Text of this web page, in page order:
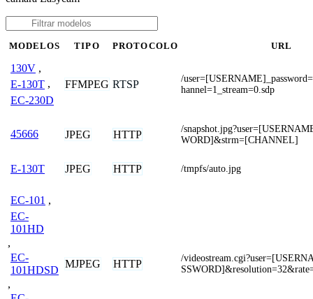
MODELOS TIPO PROTOCOLO URL
130V ,
E-130T ,
EC-230D
FFMPEG RTSP
/
hannel=1_stream=0.sdp
45666 JPEG HTTP
/
WORD]&strm=[CHANNEL]
E-130T JPEG HTTP /tmpfs/auto.jpg
EC-101 ,
EC-
101HD
,
EC-
101HDSD
,
MJPEG HTTP
/